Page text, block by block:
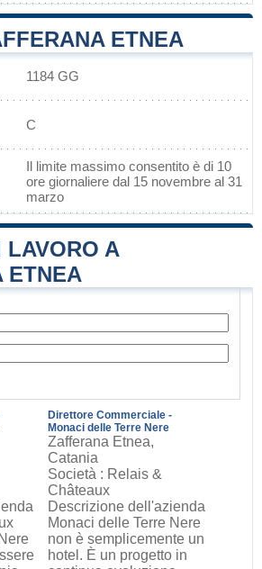
ETNEA
1184 GG
C
Il limite massimo consentito è di 10
ore giornaliere dal 15 novembre al 31
marzo
LAVORO A
ETNEA
Direttore Commerciale -
Monaci delle Terre Nere
Zafferana Etnea,
Catania
Società : Relais &
Châteaux
Descrizione dell'azienda
Monaci delle Terre Nere
non è semplicemente un
hotel. È un progetto in